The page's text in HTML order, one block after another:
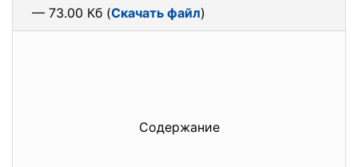
— 73.00 Кб (Скачать файл)
Содержание